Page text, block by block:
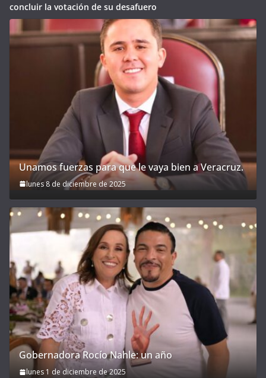
concluir la votación de su desafuero
Unamos fuerzas para que le vaya bien a Veracruz.
lunes 8 de diciembre de 2025
Gobernadora Rocío Nahle: un año
lunes 1 de diciembre de 2025